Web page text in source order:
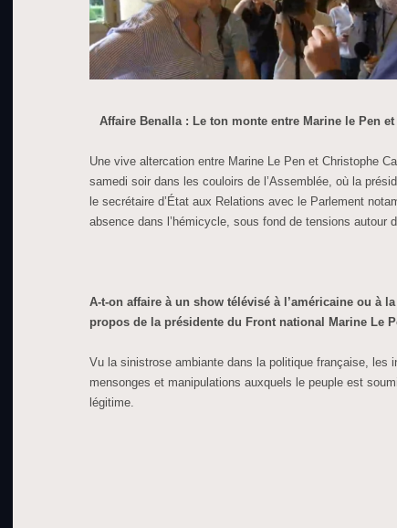
Affaire Benalla : Le ton monte entre Marine le Pen
Une vive altercation entre Marine Le Pen et Christophe
samedi soir dans les couloirs de l’Assemblée, où la
le secrétaire d’État aux Relations avec le Parlement
absence dans l’hémicycle, sous fond de tensions autour
A-t-on affaire à un show télévisé à l’américaine ou à
propos de la présidente du Front national Marine Le
Vu la sinistrose ambiante dans la politique française, les
mensonges et manipulations auxquels le peuple est
légitime.